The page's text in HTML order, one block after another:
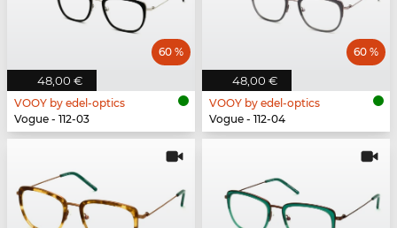
48,00 €
60 %
VOOY by edel-optics
Vogue - 112-03
48,00 €
60 %
VOOY by edel-optics
Vogue - 112-04